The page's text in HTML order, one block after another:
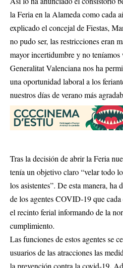
la Feria en la Alameda como cada
explicado el concejal de Fiestas,
no pudo ser, las restricciones eran
mayor incertidumbre y no teníamos
Generalitat Valenciana nos ha
una oportunidad laboral a los
nuestros días de verano más
Tras la decisión de abrir la Feria
tenía un objetivo claro “velar todo
los asistentes”. De esta manera,
de los agentes COVID-19 que
el recinto ferial informando de la
cumplimiento.
Las funciones de estos agentes se
usuarios de las atracciones las